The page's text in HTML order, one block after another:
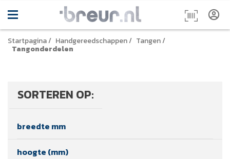
Startpagina/ Handgereedschappen/ Tangen/
Tangonderdelen
SORTEREN OP:
breedte mm
hoogte (mm)